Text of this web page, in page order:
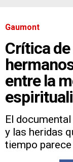
Gaumont
Crítica de
entre la
El
y las heridas
tiempo